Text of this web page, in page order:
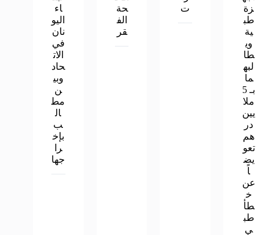
زة
طب
ية
وي
طا
لبه
ما
بـ 5
ملا
يين
در
هم
تعو
يض
اً
عن
خ
طأ
طب
ي
ت
حة
الف
قر
اء
اليو
نان
في
الات
حاد
وبي
ن
مط
ال
ب
بإخ
را
جها